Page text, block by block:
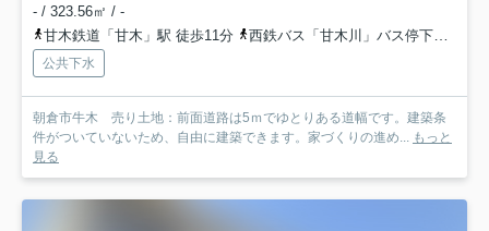
- / 323.56㎡ / -
甘木鉄道「甘木」駅 徒歩11分
西鉄バス「甘木川」バス停下車 徒歩11分
公共下水
朝倉市牛木 売り土地：前面道路は5ｍでゆとりある道幅です。建築条
件がついていないため、自由に建築できます。家づくりの進め... もっと
見る